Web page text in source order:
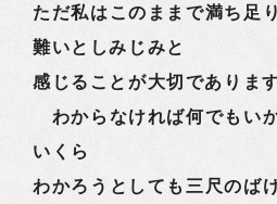
ただ私はこのままで満ち足
難いとしみじみと
感じることが大切であります
わからなければ何でもい
いくら
わかろうとしても三尺のば